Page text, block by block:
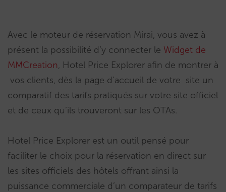
Avec le moteur de réservation Mirai, vous avez à
présent la possibilité d’y connecter le Widget de
MMCreation, Hotel Price Explorer afin de montrer à
vos clients, dès la page d’accueil de votre site un
comparatif des tarifs pratiqués sur votre site officiel
et de ceux qu’ils trouveront sur les OTAs.
Hotel Price Explorer est un outil pensé pour
faciliter le choix pour la réservation en direct sur
les sites officiels des hôtels offrant ainsi la
puissance commerciale d’un comparateur de tarifs